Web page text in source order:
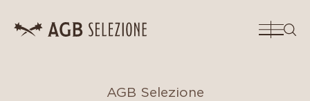
AGB Selezione